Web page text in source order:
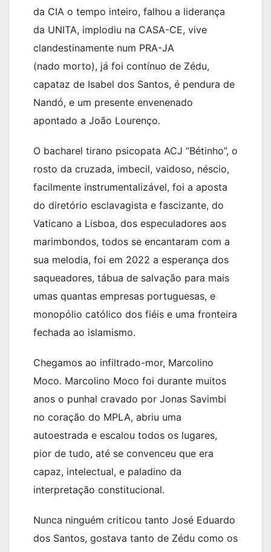
da CIA o tempo inteiro, falhou a liderança
da UNITA, implodiu na CASA-CE, vive
clandestinamente num PRA-JA
(nado morto), já foi contínuo de Zédu,
capataz de Isabel dos Santos, é pendura de
Nandó, e um presente envenenado
apontado a João Lourenço.
O bacharel tirano psicopata ACJ “Bétinho”, o
rosto da cruzada, imbecil, vaidoso, néscio,
facilmente instrumentalizável, foi a aposta
do diretório esclavagista e fascizante, do
Vaticano a Lisboa, dos especuladores aos
marimbondos, todos se encantaram com a
sua melodia, foi em 2022 a esperança dos
saqueadores, tábua de salvação para mais
umas quantas empresas portuguesas, e
monopólio católico dos fiéis e uma fronteira
fechada ao islamismo.
Chegamos ao infiltrado-mor, Marcolino
Moco. Marcolino Moco foi durante muitos
anos o punhal cravado por Jonas Savimbi
no coração do MPLA, abriu uma
autoestrada e escalou todos os lugares,
pior de tudo, até se convenceu que era
capaz, intelectual, e paladino da
interpretação constitucional.
Nunca ninguém criticou tanto José Eduardo
dos Santos, gostava tanto de Zédu como os